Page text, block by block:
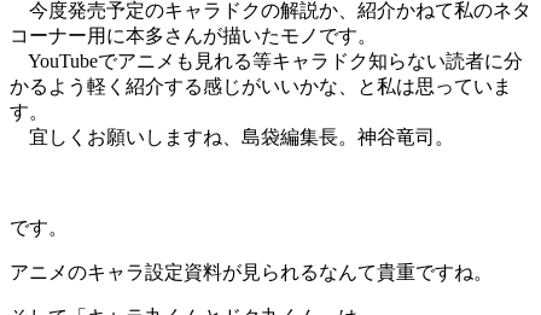
今度発売予定のキャラドクの解説か、紹介かねて私のネタ
コーナー用に本多さんが描いたモノです。
YouTubeでアニメも見れる等キャラドク知らない読者に分
かるよう軽く紹介する感じがいいかな、と私は思っていま
す。
宜しくお願いしますね、島袋編集長。神谷竜司。
です。
アニメのキャラ設定資料が見られるなんて貴重ですね。